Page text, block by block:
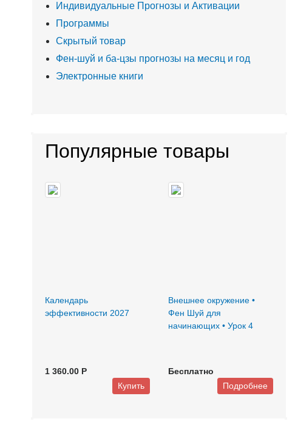
Индивидуальные Прогнозы и Активации
Программы
Скрытый товар
Фен-шуй и ба-цзы прогнозы на месяц и год
Электронные книги
Популярные товары
Календарь
эффективности 2027
1 360.00 P
Купить
Внешнее окружение •
Фен Шуй для
начинающих • Урок 4
Бесплатно
Подробнее